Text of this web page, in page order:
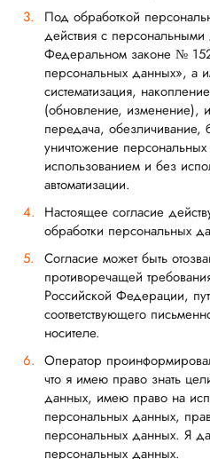
Под обработкой
действия с
Федеральном законе №
персональных данных», а
систематизация,
(обновление, изменение),
передача, обезличивание,
уничтожение
использованием и без
автоматизации.
Настоящее согласие
обработки персональных
Согласие может быть
противоречащей
Российской Федерации,
соответствующего
носителе.
Оператор
что я имею право знать
данных, имею право на
персональных данных,
персональных данных. Я
персональных данных.